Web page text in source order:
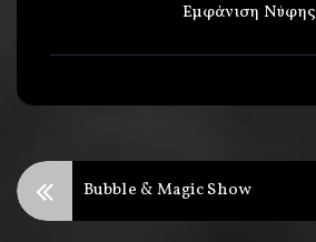
Εμφάνιση Νύφης
Bubble & Magic Show